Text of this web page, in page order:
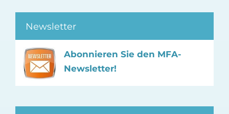
Newsletter
Abonnieren Sie den MFA-
Newsletter!